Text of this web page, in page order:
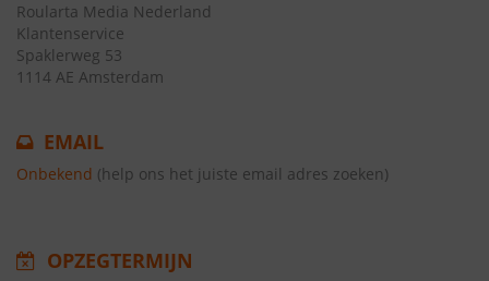
Roularta Media Nederland
Klantenservice
Spaklerweg 53
1114 AE Amsterdam
EMAIL
Onbekend (help ons het juiste email adres zoeken)
OPZEGTERMIJN